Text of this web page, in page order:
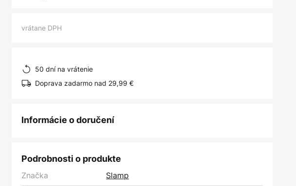
vrátane DPH
50 dní na vrátenie
Doprava zadarmo nad 29,99 €
Informácie o doručení
Podrobnosti o produkte
Značka
Slamp